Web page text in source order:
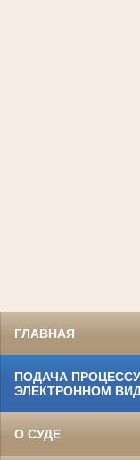
ГЛАВНАЯ
ПОДАЧА
ЭЛЕКТРОННОМ
О СУДЕ